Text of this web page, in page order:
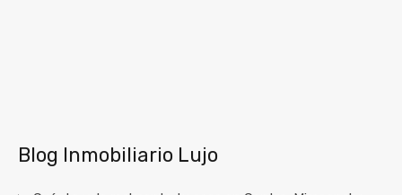
Blog Inmobiliario Lujo